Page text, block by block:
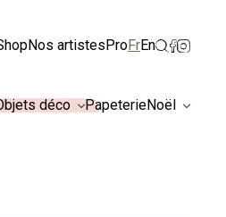
Nos artistesProFrEn
déco PapeterieNoël